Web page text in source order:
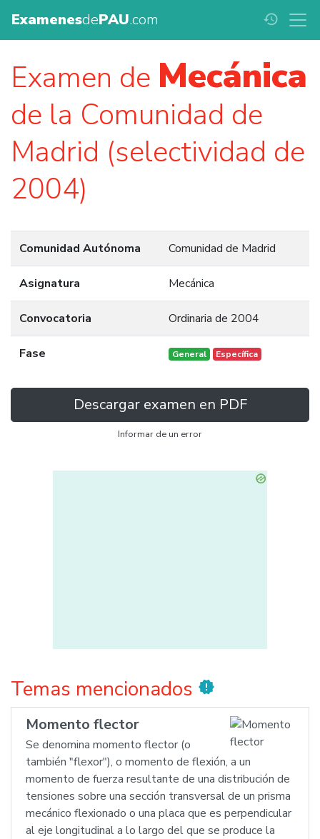
ExamenesdePAU.com history
Examen de Mecánica
de la Comunidad de
Madrid (selectividad de
2004)
Comunidad Autónoma Comunidad de Madrid
Asignatura Mecánica
Convocatoria Ordinaria de 2004
Fase General Específica
Descargar examen en PDF
Informar de un error
Temas mencionados new_releases
Momento flector
Se denomina momento flector (o
también "flexor"), o momento de flexión, a un
momento de fuerza resultante de una distribución de
tensiones sobre una sección transversal de un prisma
mecánico flexionado o una placa que es perpendicular
al eje longitudinal a lo largo del que se produce la